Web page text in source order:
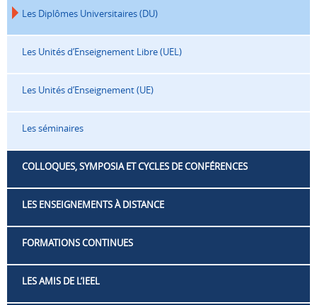
Les Diplômes Universitaires (DU)
Les Unités d’Enseignement Libre (UEL)
Les Unités d’Enseignement (UE)
Les séminaires
COLLOQUES, SYMPOSIA ET CYCLES DE CONFÉRENCES
LES ENSEIGNEMENTS À DISTANCE
FORMATIONS CONTINUES
LES AMIS DE L’IEEL